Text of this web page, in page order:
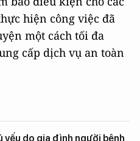
hiện công việc đã
một cách tối đa
cấp dịch vụ an toàn
yếu do gia đình người bệnh